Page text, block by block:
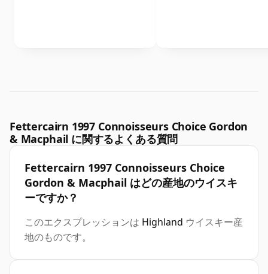
Fettercairn 1997 Connoisseurs Choice Gordon
& Macphail に関するよくある質問
Fettercairn 1997 Connoisseurs Choice
Gordon & Macphail はどの産地のウイスキ
ーですか？
このエクスプレッションは Highland ウイスキー産
地のものです。